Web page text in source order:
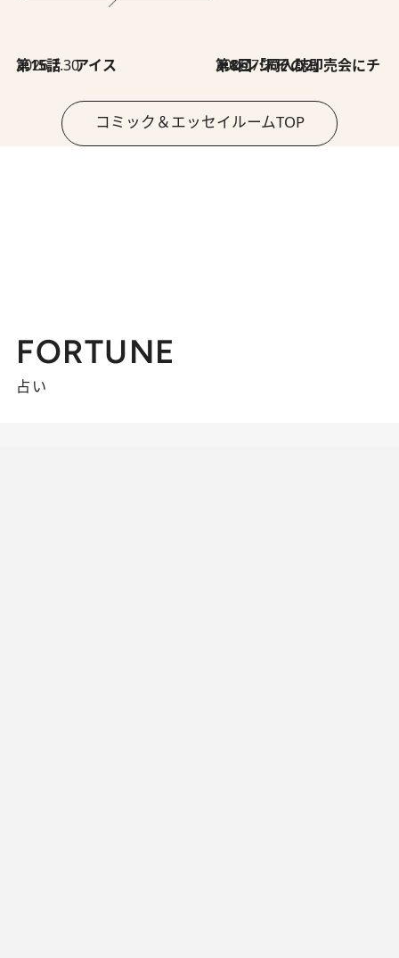
2026.7.30
第15話 アイス 2026.7.30
第8回「同人誌即売会にチャレンジ その2」
コミック＆エッセイルームTOP
FORTUNE
占い